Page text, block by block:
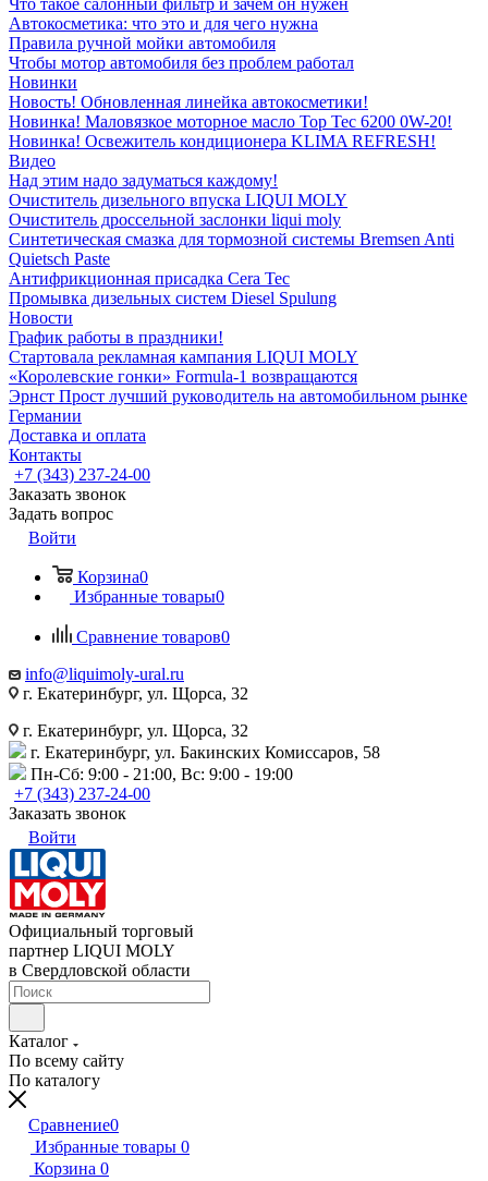
Что такое салонный фильтр и зачем он нужен
Автокосметика: что это и для чего нужна
Правила ручной мойки автомобиля
Чтобы мотор автомобиля без проблем работал
Новинки
Новость! Обновленная линейка автокосметики!
Новинка! Маловязкое моторное масло Top Tec 6200 0W-20!
Новинка! Освежитель кондиционера KLIMA REFRESH!
Видео
Над этим надо задуматься каждому!
Очиститель дизельного впуска LIQUI MOLY
Очиститель дроссельной заслонки liqui moly
Синтетическая смазка для тормозной системы Bremsen Anti
Quietsch Paste
Антифрикционная присадка Cera Tec
Промывка дизельных систем Diesel Spulung
Новости
График работы в праздники!
Стартовала рекламная кампания LIQUI MOLY
«Королевские гонки» Formula-1 возвращаются
Эрнст Прост лучший руководитель на автомобильном рынке
Германии
Доставка и оплата
Контакты
+7 (343) 237-24-00
Заказать звонок
Задать вопрос
Войти
Корзина0
Избранные товары0
Сравнение товаров0
info@liquimoly-ural.ru
г. Екатеринбург, ул. Щорса, 32
г. Екатеринбург, ул. Щорса, 32
г. Екатеринбург, ул. Бакинских Комиссаров, 58
Пн-Сб: 9:00 - 21:00, Вс: 9:00 - 19:00
+7 (343) 237-24-00
Заказать звонок
Войти
Официальный торговый
партнер LIQUI MOLY
в Свердловской области
Каталог
По всему сайту
По каталогу
Сравнение0
Избранные товары 0
Корзина 0